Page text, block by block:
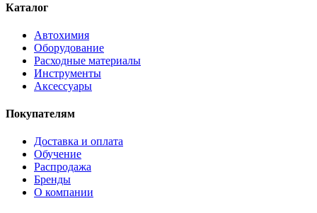
Каталог
Автохимия
Оборудование
Расходные материалы
Инструменты
Аксессуары
Покупателям
Доставка и оплата
Обучение
Распродажа
Бренды
О компании